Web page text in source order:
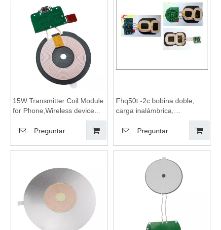
carga inalámbrica, carga
inalámbrica, almohadilla de
carga inalámbrica
Coil Module,wireless
charging pad
15W Transmitter Coil Module
for Phone,Wireless device
charging module,wireless
charging coils,wireless
charging module,Wireless
charger
charger circuit board
Preguntar
Fhq50t -2c bobina doble,
carga inalámbrica,
inalámbrica, bobinas de
carga inalámbrica, módulo
de carga inalámbrica, placa
base de cargador
inalámbrico
Preguntar